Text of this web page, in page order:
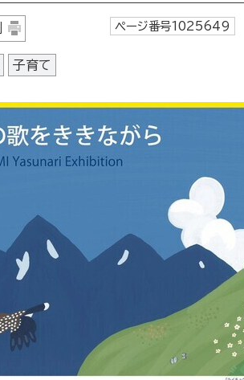
ページ番号1025649
子育て